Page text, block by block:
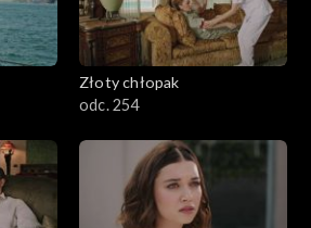
Złoty chłopak
odc. 254